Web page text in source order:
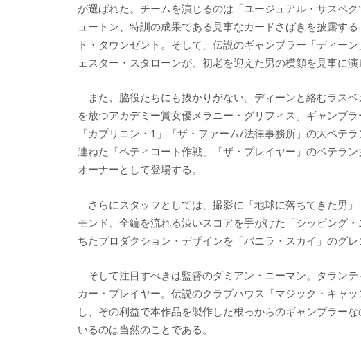
が選ばれた。チームを演じるのは「ユージュアル・サスペ
ュートン、特訓の成果である見事なカードさばきを披露す
ト・タウンゼント。そして、伝説のギャンブラー「ディー
ェスター・スタローンが、初老を迎えた男の横顔を見事に演
また、脇役たちにも抜かりがない。ディーンと絡むラス
を放つアカデミー賞女優メラニー・グリフィス。ギャンブ
「カプリコン・1」「ザ・ファーム/法律事務所」の大ベテ
連ねた「ペティコート作戦」「ザ・プレイヤー」のベテラ
オーナーとして登場する。
さらにスタッフとしては、撮影に「地球に落ちてきた男
モンド、全編を流れる渋いスコアを手がけた「シッピング
ちたプロダクション・デザインを「バニラ・スカイ」のグ
そして注目すべきは監督のダミアン・ニーマン。タラン
カー・プレイヤー。伝説のクラブハウス「マジック・キャ
し、その利益で本作品を製作した根っからのギャンブラー
いるのは当然のことである。